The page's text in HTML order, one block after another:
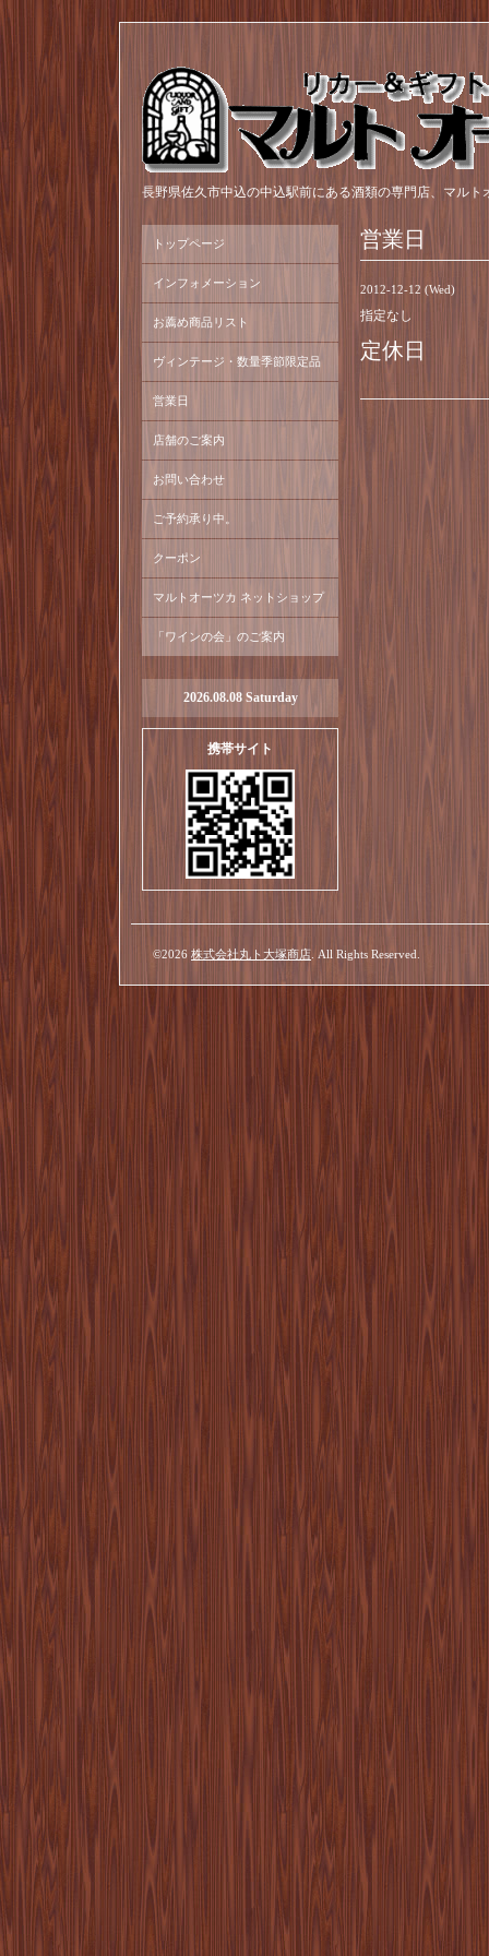
長野県佐久市中込の中込駅前にある酒類の専門店、マルト
営業日
2012-12-12 (Wed)
指定なし
定休日
トップページ
インフォメーション
お薦め商品リスト
ヴィンテージ・数量季節限定品
営業日
店舗のご案内
お問い合わせ
ご予約承り中。
クーポン
マルトオーツカ ネットショップ
「ワインの会」のご案内
2026.08.08 Saturday
携帯サイト
©2026 株式会社丸ト大塚商店 . All Rights Reserved.